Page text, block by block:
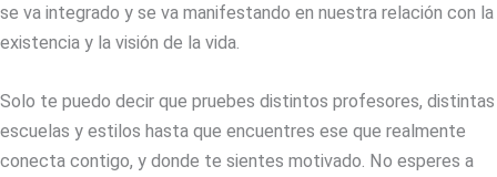
se va integrado y se va manifestando en nuestra relación con la
existencia y la visión de la vida.
Solo te puedo decir que pruebes distintos profesores, distintas
escuelas y estilos hasta que encuentres ese que realmente
conecta contigo, y donde te sientes motivado. No esperes a